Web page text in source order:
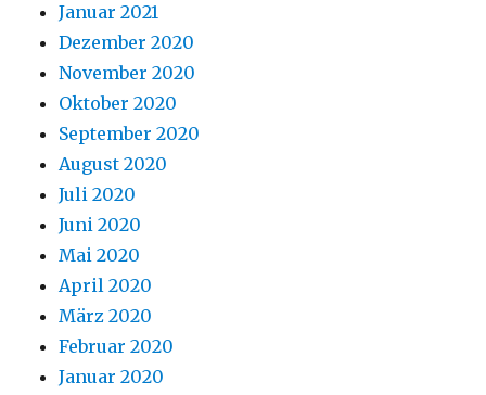
Januar 2021
Dezember 2020
November 2020
Oktober 2020
September 2020
August 2020
Juli 2020
Juni 2020
Mai 2020
April 2020
März 2020
Februar 2020
Januar 2020